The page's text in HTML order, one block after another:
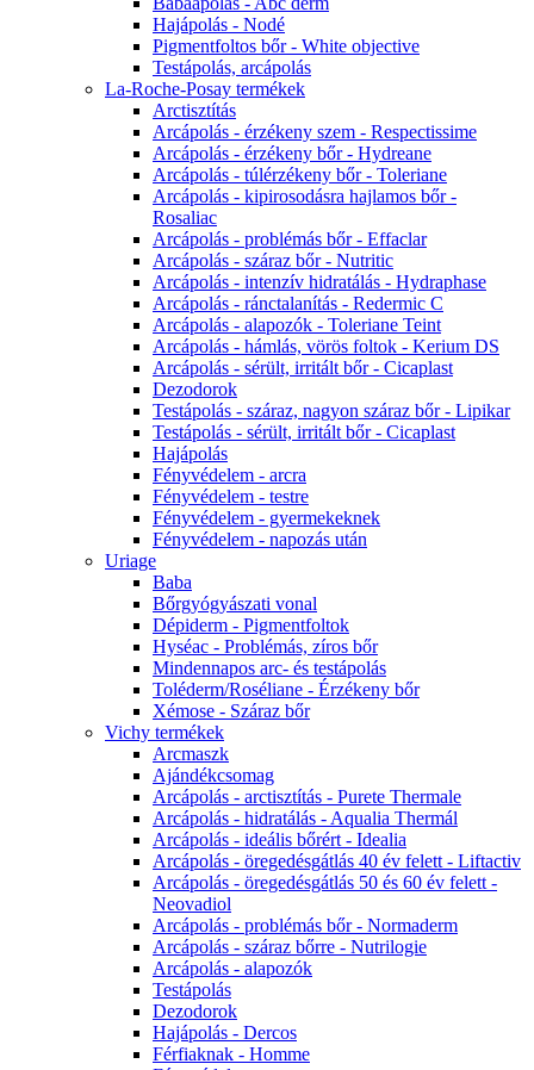
Hajápolás - Nodé
Pigmentfoltos bőr - White objective
Testápolás, arcápolás
La-Roche-Posay termékek
Arctisztítás
Arcápolás - érzékeny szem - Respectissime
Arcápolás - érzékeny bőr - Hydreane
Arcápolás - túlérzékeny bőr - Toleriane
Arcápolás - kipirosodásra hajlamos bőr -
Rosaliac
Arcápolás - problémás bőr - Effaclar
Arcápolás - száraz bőr - Nutritic
Arcápolás - intenzív hidratálás - Hydraphase
Arcápolás - ránctalanítás - Redermic C
Arcápolás - alapozók - Toleriane Teint
Arcápolás - hámlás, vörös foltok - Kerium DS
Arcápolás - sérült, irritált bőr - Cicaplast
Dezodorok
Testápolás - száraz, nagyon száraz bőr - Lipikar
Testápolás - sérült, irritált bőr - Cicaplast
Hajápolás
Fényvédelem - arcra
Fényvédelem - testre
Fényvédelem - gyermekeknek
Fényvédelem - napozás után
Uriage
Baba
Bőrgyógyászati vonal
Dépiderm - Pigmentfoltok
Hyséac - Problémás, zíros bőr
Mindennapos arc- és testápolás
Toléderm/Roséliane - Érzékeny bőr
Xémose - Száraz bőr
Vichy termékek
Arcmaszk
Ajándékcsomag
Arcápolás - arctisztítás - Purete Thermale
Arcápolás - hidratálás - Aqualia Thermál
Arcápolás - ideális bőrért - Idealia
Arcápolás - öregedésgátlás 40 év felett - Liftactiv
Arcápolás - öregedésgátlás 50 és 60 év felett -
Neovadiol
Arcápolás - problémás bőr - Normaderm
Arcápolás - száraz bőrre - Nutrilogie
Arcápolás - alapozók
Testápolás
Dezodorok
Hajápolás - Dercos
Férfiaknak - Homme